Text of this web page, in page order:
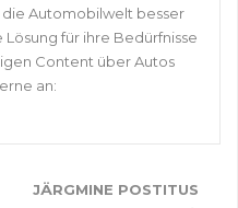
die Automobilwelt besser
für ihre Bedürfnisse
Content über Autos
an:
JÄRGMINE POSTITUS